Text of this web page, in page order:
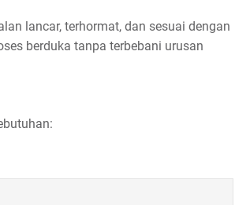
lancar, terhormat, dan sesuai dengan
berduka tanpa terbebani urusan